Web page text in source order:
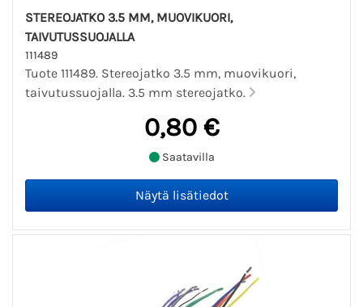
STEREOJATKO 3.5 MM, MUOVIKUORI,
TAIVUTUSSUOJALLA
111489
Tuote 111489. Stereojatko 3.5 mm, muovikuori,
taivutussuojalla. 3.5 mm stereojatko.
0,80 €
Saatavilla